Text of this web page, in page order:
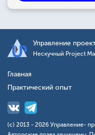
Управление
Нескучный Project
Главная
Практический опыт
(с) 2013 - 2026 Управление-